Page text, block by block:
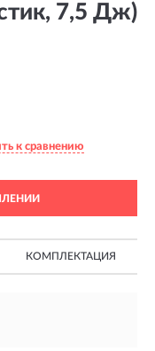
7,5 Дж)
к сравнению
КОМПЛЕКТАЦИЯ